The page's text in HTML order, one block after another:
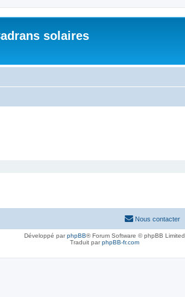
solaires
Nous contacter
Développé parphpBB® Forum Software © phpBB Limited
Traduit parphpBB-fr.com